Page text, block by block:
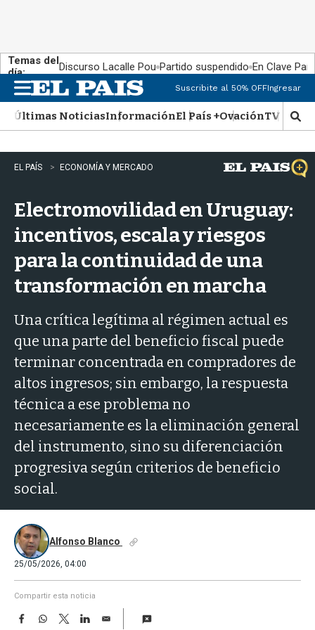
Temas del
día:
Discurso Lacalle Pou Partido suspendido En Clave País
n
u
Suscribite al 50% OFFIngresar
Últimas NoticiasInformaciónEl País +OvaciónTV Show
M
o
s
t
r
EL PAÍS ECONOMÍA Y MERCADO
Electromovilidad en Uruguay:
incentivos, escala y riesgos
para la continuidad de una
transformación en marcha
Una crítica legítima al régimen actual es
que una parte del beneficio fiscal puede
terminar concentrada en compradores de
altos ingresos; sin embargo, la respuesta
técnica a ese problema no
necesariamente es la eliminación general
del instrumento, sino su diferenciación
progresiva según criterios de beneficio
social.
Alfonso Blanco
25/05/2026, 04:00
Compartir esta noticia
F
W
T
L
E